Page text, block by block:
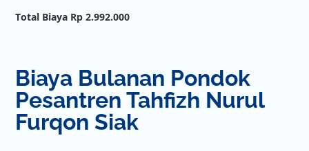
Total Biaya Rp 2.992.000
Biaya Bulanan Pondok
Pesantren Tahfizh Nurul
Furqon Siak